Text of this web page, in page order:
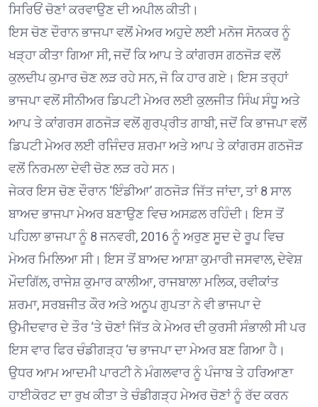
ਸਿਰਿਓਂ ਚੋਣਾਂ ਕਰਵਾਉਣ ਦੀ ਅਪੀਲ ਕੀਤੀ।
ਇਸ ਚੋਣ ਦੌਰਾਨ ਭਾਜਪਾ ਵਲੋਂ ਮੇਅਰ ਅਹੁਦੇ ਲਈ ਮਨੋਜ ਸੋਨਕਰ ਨੂੰ
ਖੜ੍ਹਾ ਕੀਤਾ ਗਿਆ ਸੀ, ਜਦੋਂ ਕਿ ਆਪ ਤੇ ਕਾਂਗਰਸ ਗਠਜੋੜ ਵਲੋਂ
ਕੁਲਦੀਪ ਕੁਮਾਰ ਚੋਣ ਲੜ ਰਹੇ ਸਨ, ਜੋ ਕਿ ਹਾਰ ਗਏ। ਇਸ ਤਰ੍ਹਾਂ
ਭਾਜਪਾ ਵਲੋਂ ਸੀਨੀਅਰ ਡਿਪਟੀ ਮੇਅਰ ਲਈ ਕੁਲਜੀਤ ਸਿੰਘ ਸੰਧੂ ਅਤੇ
ਆਪ ਤੇ ਕਾਂਗਰਸ ਗਠਜੋੜ ਵਲੋਂ ਗੁਰਪ੍ਰੀਤ ਗਾਬੀ, ਜਦੋਂ ਕਿ ਭਾਜਪਾ ਵਲੋਂ
ਡਿਪਟੀ ਮੇਅਰ ਲਈ ਰਜਿੰਦਰ ਸ਼ਰਮਾ ਅਤੇ ਆਪ ਤੇ ਕਾਂਗਰਸ ਗਠਜੋੜ
ਵਲੋਂ ਨਿਰਮਲਾ ਦੇਵੀ ਚੋਣ ਲੜ ਰਹੇ ਸਨ।
ਜੇਕਰ ਇਸ ਚੋਣ ਦੌਰਾਨ ‘ਇੰਡੀਆ’ ਗਠਜੋੜ ਜਿੱਤ ਜਾਂਦਾ, ਤਾਂ 8 ਸਾਲ
ਬਾਅਦ ਭਾਜਪਾ ਮੇਅਰ ਬਣਾਉਣ ਵਿਚ ਅਸਫ਼ਲ ਰਹਿੰਦੀ। ਇਸ ਤੋਂ
ਪਹਿਲਾ ਭਾਜਪਾ ਨੂੰ 8 ਜਨਵਰੀ, 2016 ਨੂੰ ਅਰੁਣ ਸੂਦ ਦੇ ਰੂਪ ਵਿਚ
ਮੇਅਰ ਮਿਲਿਆ ਸੀ। ਇਸ ਤੋਂ ਬਾਅਦ ਆਸ਼ਾ ਕੁਮਾਰੀ ਜਸਵਾਲ, ਦੇਵੇਸ਼
ਮੌਦਗਿੱਲ, ਰਾਜੇਸ਼ ਕੁਮਾਰ ਕਾਲੀਆ, ਰਾਜਬਾਲਾ ਮਲਿਕ, ਰਵੀਕਾਂਤ
ਸ਼ਰਮਾ, ਸਰਬਜੀਤ ਕੌਰ ਅਤੇ ਅਨੂਪ ਗੁਪਤਾ ਨੇ ਵੀ ਭਾਜਪਾ ਦੇ
ਉਮੀਦਵਾਰ ਦੇ ਤੌਰ ‘ਤੇ ਚੋਣਾਂ ਜਿੱਤ ਕੇ ਮੇਅਰ ਦੀ ਕੁਰਸੀ ਸੰਭਾਲੀ ਸੀ ਪਰ
ਇਸ ਵਾਰ ਫਿਰ ਚੰਡੀਗੜ੍ਹ ‘ਚ ਭਾਜਪਾ ਦਾ ਮੇਅਰ ਬਣ ਗਿਆ ਹੈ।
ਉਧਰ ਆਮ ਆਦਮੀ ਪਾਰਟੀ ਨੇ ਮੰਗਲਵਾਰ ਨੂੰ ਪੰਜਾਬ ਤੇ ਹਰਿਆਣਾ
ਹਾਈਕੋਰਟ ਦਾ ਰੁਖ ਕੀਤਾ ਤੇ ਚੰਡੀਗੜ੍ਹ ਮੇਅਰ ਚੋਣਾਂ ਨੂੰ ਰੱਦ ਕਰਨ